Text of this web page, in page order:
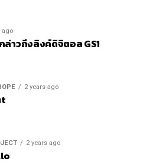
ago
ล่าวถึงลิงค์ดิจิตอล GS1
2 years ago
2 years ago